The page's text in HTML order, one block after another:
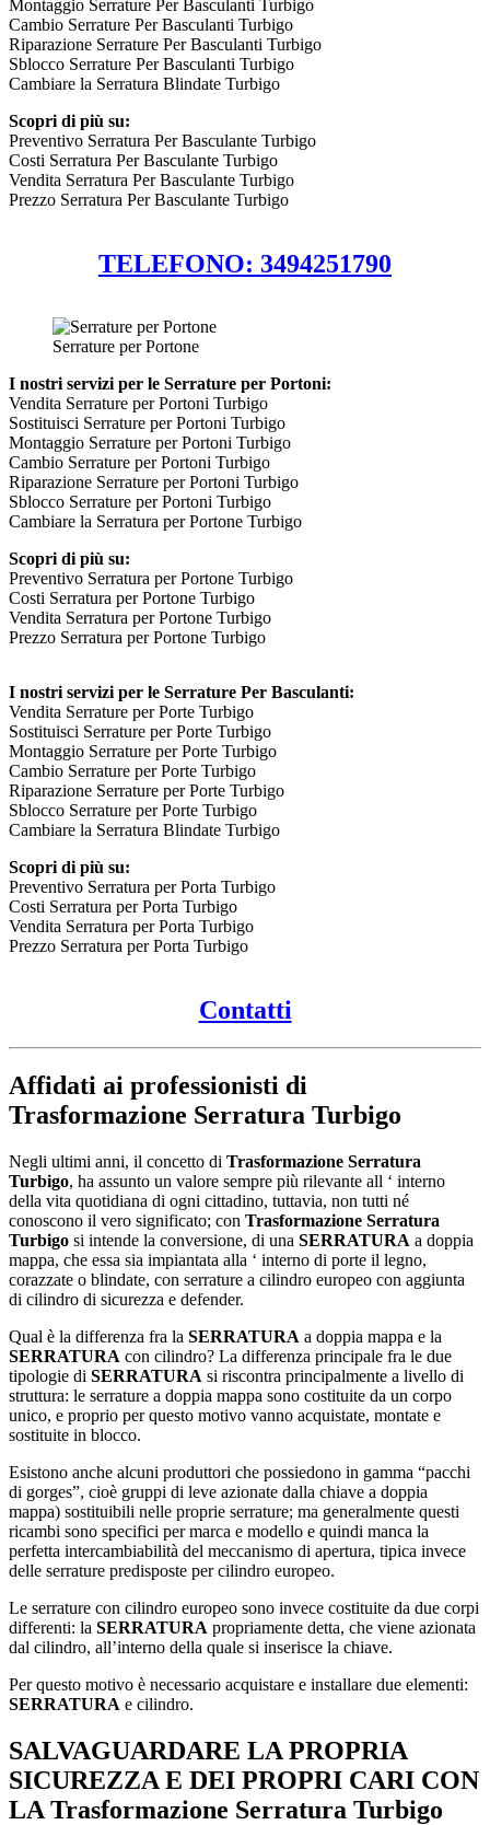
Montaggio Serrature Per Basculanti Turbigo
Cambio Serrature Per Basculanti Turbigo
Riparazione Serrature Per Basculanti Turbigo
Sblocco Serrature Per Basculanti Turbigo
Cambiare la Serratura Blindate Turbigo
Scopri di più su:
Preventivo Serratura Per Basculante Turbigo
Costi Serratura Per Basculante Turbigo
Vendita Serratura Per Basculante Turbigo
Prezzo Serratura Per Basculante Turbigo
TELEFONO: 3494251790
Serrature per Portone
I nostri servizi per le Serrature per Portoni:
Vendita Serrature per Portoni Turbigo
Sostituisci Serrature per Portoni Turbigo
Montaggio Serrature per Portoni Turbigo
Cambio Serrature per Portoni Turbigo
Riparazione Serrature per Portoni Turbigo
Sblocco Serrature per Portoni Turbigo
Cambiare la Serratura per Portone Turbigo
Scopri di più su:
Preventivo Serratura per Portone Turbigo
Costi Serratura per Portone Turbigo
Vendita Serratura per Portone Turbigo
Prezzo Serratura per Portone Turbigo
I nostri servizi per le Serrature Per Basculanti:
Vendita Serrature per Porte Turbigo
Sostituisci Serrature per Porte Turbigo
Montaggio Serrature per Porte Turbigo
Cambio Serrature per Porte Turbigo
Riparazione Serrature per Porte Turbigo
Sblocco Serrature per Porte Turbigo
Cambiare la Serratura Blindate Turbigo
Scopri di più su:
Preventivo Serratura per Porta Turbigo
Costi Serratura per Porta Turbigo
Vendita Serratura per Porta Turbigo
Prezzo Serratura per Porta Turbigo
Contatti
Affidati ai professionisti di
Trasformazione Serratura Turbigo
Negli ultimi anni, il concetto di Trasformazione Serratura
Turbigo, ha assunto un valore sempre più rilevante all ‘ interno
della vita quotidiana di ogni cittadino, tuttavia, non tutti né
conoscono il vero significato; con Trasformazione Serratura
Turbigo si intende la conversione, di una SERRATURA a doppia
mappa, che essa sia impiantata alla ‘ interno di porte il legno,
corazzate o blindate, con serrature a cilindro europeo con aggiunta
di cilindro di sicurezza e defender.
Qual è la differenza fra la SERRATURA a doppia mappa e la
SERRATURA con cilindro? La differenza principale fra le due
tipologie di SERRATURA si riscontra principalmente a livello di
struttura: le serrature a doppia mappa sono costituite da un corpo
unico, e proprio per questo motivo vanno acquistate, montate e
sostituite in blocco.
Esistono anche alcuni produttori che possiedono in gamma “pacchi
di gorges”, cioè gruppi di leve azionate dalla chiave a doppia
mappa) sostituibili nelle proprie serrature; ma generalmente questi
ricambi sono specifici per marca e modello e quindi manca la
perfetta intercambiabilità del meccanismo di apertura, tipica invece
delle serrature predisposte per cilindro europeo.
Le serrature con cilindro europeo sono invece costituite da due corpi
differenti: la SERRATURA propriamente detta, che viene azionata
dal cilindro, all’interno della quale si inserisce la chiave.
Per questo motivo è necessario acquistare e installare due elementi:
SERRATURA e cilindro.
SALVAGUARDARE LA PROPRIA
SICUREZZA E DEI PROPRI CARI CON
LA Trasformazione Serratura Turbigo